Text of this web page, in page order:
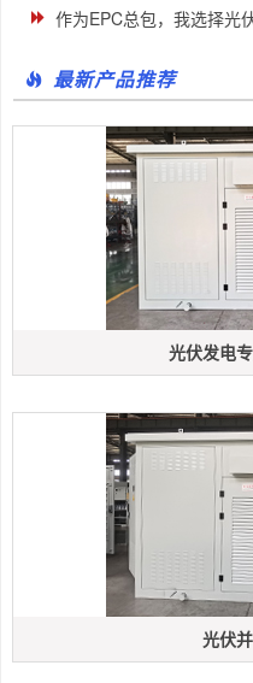
作为EPC总包，我选择光
最新产品推荐
光伏发电
光伏